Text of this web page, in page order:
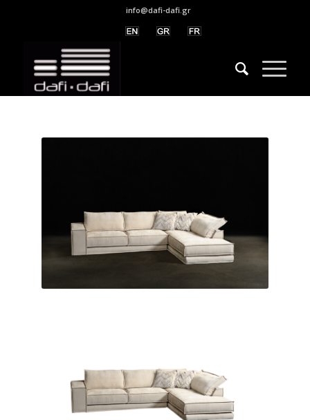
info@dafi-dafi.gr